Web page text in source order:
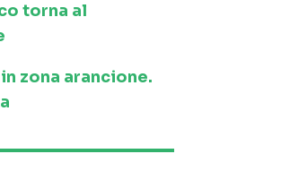
torna al
zona arancione.